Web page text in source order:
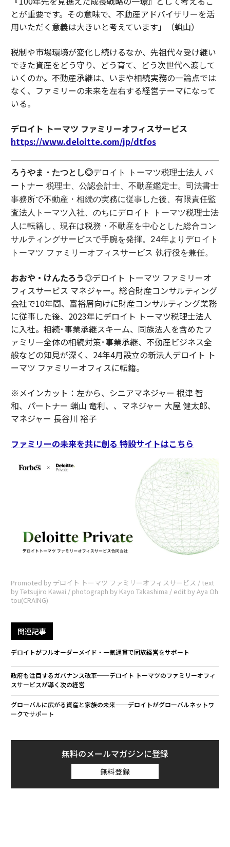
とが重要です。その意味で、不動産アドバイザリーを活
用いただく意義は大きいと考えています」（蝋山）
税制や市場環境が変化し続けるなか、先祖代々受け継い
できた資産をどう守り、どう育て、どう次世代へ渡して
いくのか。不動産承継は、いまや相続実務の一論点では
なく、ファミリーの未来を左右する経営テーマになって
いる。
デロイト トーマツ ファミリーオフィスサービス
https://www.deloitte.com/jp/dtfos
ろうやま・たつとし◎デロイト トーマツ税理士法人 パ
ートナー 税理士、公認会計士、不動産鑑定士。司法書士
事務所で不動産・相続の実務に従事した後、有限責任監
査法人トーマツ入社、のちにデロイト トーマツ税理士法
人に転籍し、現在は税務・不動産を中心とした総合コン
サルティングサービスで手腕を発揮。24年よりデロイト
トーマツ ファミリーオフィスサービス 執行役を兼任。
おおや・けんたろう◎デロイト トーマツ ファミリーオ
フィスサービス マネジャー。総合財産コンサルティング
会社で10年間、富裕層向けに財産コンサルティング業務
に従事した後、2023年にデロイト トーマツ税理士法人
に入社。相続･事業承継スキーム、同族法人を含めたフ
ァミリー全体の相続対策･事業承継、不動産ビジネス全
般などの知見が深く、24年4月設立の新法人デロイト ト
ーマツ ファミリーオフィスに転籍。
※メインカット：左から、シニアマネジャー 根津 智
和、パートナー 蝋山 竜利、、マネジャー 大屋 健太郎、
マネジャー 長谷川 裕子
ファミリーの未来を共に創る 特設サイトはこちら
Promoted by デロイト トーマツ ファミリーオフィスサービス / text
by Tetsujiro Kawai / photograph by Kayo Takashima / edit by Aya Oh
tou(CRAING)
関連記事
デロイトがフルオーダーメイド・一気通貫で同族経営をサポート
政府も注目するガバナンス改革──デロイト トーマツのファミリーオフィ
スサービスが導く次の経営
グローバルに広がる資産と家族の未来──デロイトがグローバルネットワ
ークでサポート
無料のメールマガジンに登録
無料登録